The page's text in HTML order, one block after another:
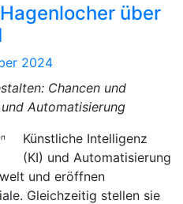
über
2024
Chancen und
Automatisierung
Künstliche Intelligenz
(KI) und Automatisierung
und eröffnen
Gleichzeitig stellen sie